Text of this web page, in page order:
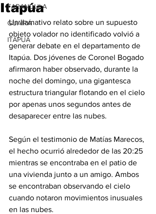
FARANDULA
GUAIRÁ
ITAPUA
Itapúa
Un llamativo relato sobre un supuesto
objeto volador no identificado volvió a
generar debate en el departamento de
Itapúa. Dos jóvenes de Coronel Bogado
afirmaron haber observado, durante la
noche del domingo, una gigantesca
estructura triangular flotando en el cielo
por apenas unos segundos antes de
desaparecer entre las nubes.
Según el testimonio de Matías Marecos,
el hecho ocurrió alrededor de las 20:25
mientras se encontraba en el patio de
una vivienda junto a un amigo. Ambos
se encontraban observando el cielo
cuando notaron movimientos inusuales
en las nubes.